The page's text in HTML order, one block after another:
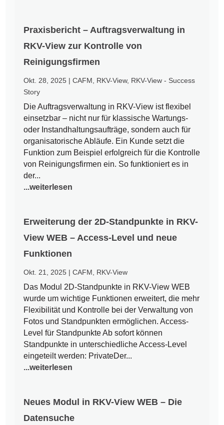
Praxisbericht – Auftragsverwaltung in
RKV-View zur Kontrolle von
Reinigungsfirmen
Okt. 28, 2025 |CAFM RKV-View, RKV-View - Success
Story
Die Auftragsverwaltung in RKV-View ist flexibel
einsetzbar – nicht nur für klassische Wartungs-
oder Instandhaltungsaufträge, sondern auch für
organisatorische Abläufe. Ein Kunde setzt die
Funktion zum Beispiel erfolgreich für die Kontrolle
von Reinigungsfirmen ein. So funktioniert es in
der...
...weiterlesen
Erweiterung der 2D-Standpunkte in RKV-
View WEB – Access-Level und neue
Funktionen
Okt. 21, 2025 |CAFM RKV-View
Das Modul 2D-Standpunkte in RKV-View WEB
wurde um wichtige Funktionen erweitert, die mehr
Flexibilität und Kontrolle bei der Verwaltung von
Fotos und Standpunkten ermöglichen. Access-
Level für Standpunkte Ab sofort können
Standpunkte in unterschiedliche Access-Level
eingeteilt werden: PrivateDer...
...weiterlesen
Neues Modul in RKV-View WEB – Die
Datensuche